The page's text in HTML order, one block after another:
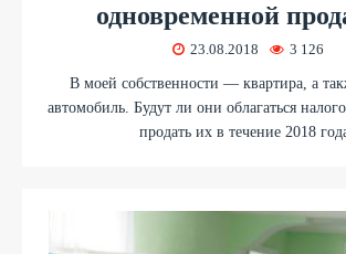
одновременной
23.08.2018 3 126
В моей собственности — квартира, а
автомобиль. Будут ли они облагаться
продать их в течение 2018